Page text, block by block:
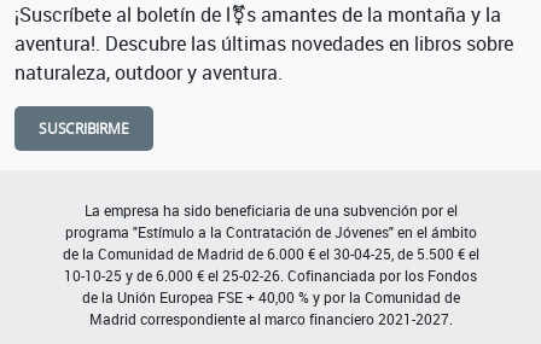
¡Suscríbete al boletín de l⚧s amantes de la montaña y la
aventura!. Descubre las últimas novedades en libros sobre
naturaleza, outdoor y aventura.
SUSCRIBIRME
La empresa ha sido beneficiaria de una subvención por el
programa "Estímulo a la Contratación de Jóvenes" en el ámbito
de la Comunidad de Madrid de 6.000 € el 30-04-25, de 5.500 € el
10-10-25 y de 6.000 € el 25-02-26. Cofinanciada por los Fondos
de la Unión Europea FSE + 40,00 % y por la Comunidad de
Madrid correspondiente al marco financiero 2021-2027.